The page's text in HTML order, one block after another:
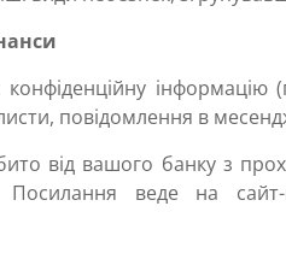
інформацію
повідомлення в
від вашого банку з
веде на